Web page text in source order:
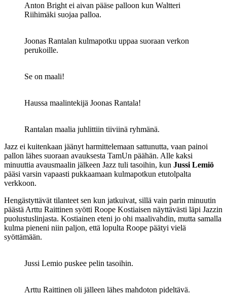
Anton Bright ei aivan pääse palloon kun Waltteri
Riihimäki suojaa palloa.
Joonas Rantalan kulmapotku uppaa suoraan verkon
perukoille.
Se on maali!
Haussa maalintekijä Joonas Rantala!
Rantalan maalia juhlittiin tiiviinä ryhmänä.
Jazz ei kuitenkaan jäänyt harmittelemaan sattunutta, vaan painoi
pallon lähes suoraan avauksesta TamUn päähän. Alle kaksi
minuuttia avausmaalin jälkeen Jazz tuli tasoihin, kun Jussi Lemiö
pääsi varsin vapaasti pukkaamaan kulmapotkun etutolpalta
verkkoon.
Hengästyttävät tilanteet sen kun jatkuivat, sillä vain parin minuutin
päästä Arttu Raittinen syötti Roope Kostiaisen näyttävästi läpi Jazzin
puolustuslinjasta. Kostiainen eteni jo ohi maalivahdin, mutta samalla
kulma pieneni niin paljon, että lopulta Roope päätyi vielä
syöttämään.
Jussi Lemio puskee pelin tasoihin.
Arttu Raittinen oli jälleen lähes mahdoton pideltävä.